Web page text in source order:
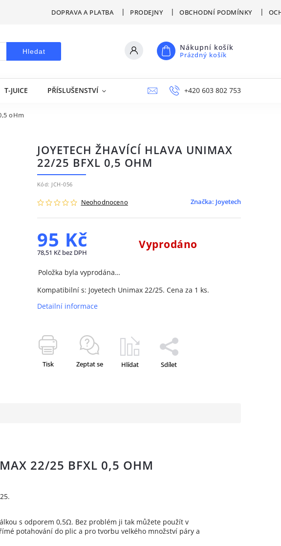
DOPRAVA A PLATBA PRODEJNY OBCHODNÍ PODMÍNKY
Hledat Nákupní košík
Prázdný košík
T-JUICE PŘÍSLUŠENSTVÍ VÝPRODEJ NAPIŠTE NÁM
+420 603 802 753
oHm
JOYETECH ŽHAVÍCÍ HLAVA UNIMAX
22/25 BFXL 0,5 OHM
Kód: JCH-056
Neohodnoceno Značka: Joyetech
95 Kč
78,51 Kč bez DPH
Vyprodáno
Položka byla vyprodána…
Kompatibilní s: Joyetech Unimax 22/25. Cena za 1 ks.
Detailní informace
Tisk Zeptat se Hlídat Sdílet
22/25 BFXL 0,5 OHM
s odporem 0,5Ω. Bez problém ji tak můžete použít v
potahování do plic a pro tvorbu velkého množství páry a